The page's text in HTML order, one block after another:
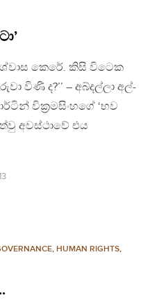
කෙරේ. කිසි විටෙක
විණි ද?’’ – අබ්දල්ලා අල්-
වික‍්‍රමසිංහගේ ‘භව
අවස්ථාවේ එය
, HUMAN RIGHTS,